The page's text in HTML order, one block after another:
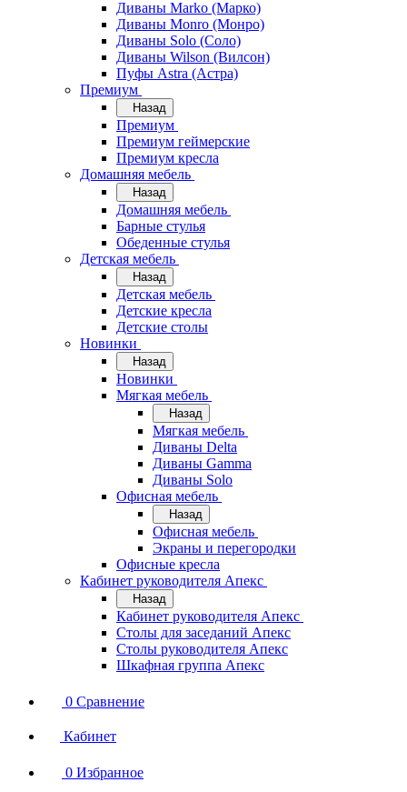
Диваны Marko (Марко)
Диваны Monro (Монро)
Диваны Solo (Соло)
Диваны Wilson (Вилсон)
Пуфы Astra (Астра)
Премиум
Назад
Премиум
Премиум геймерские
Премиум кресла
Домашняя мебель
Назад
Домашняя мебель
Барные стулья
Обеденные стулья
Детская мебель
Назад
Детская мебель
Детские кресла
Детские столы
Новинки
Назад
Новинки
Мягкая мебель
Назад
Мягкая мебель
Диваны Delta
Диваны Gamma
Диваны Solo
Офисная мебель
Назад
Офисная мебель
Экраны и перегородки
Офисные кресла
Кабинет руководителя Апекс
Назад
Кабинет руководителя Апекс
Столы для заседаний Апекс
Столы руководителя Апекс
Шкафная группа Апекс
0 Сравнение
Кабинет
0 Избранное